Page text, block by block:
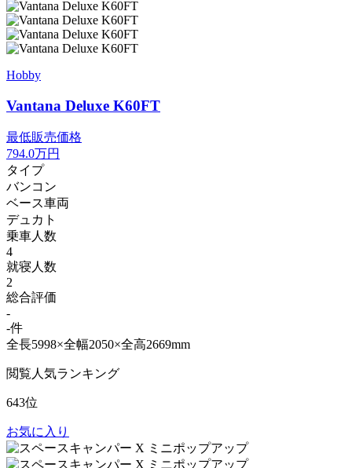
Hobby
Vantana Deluxe K60FT
最低販売価格
794.0万円
タイプ
バンコン
ベース車両
デュカト
乗車人数
4
就寝人数
2
総合評価
-
-件
全長5998×全幅2050×全高2669mm
閲覧人気ランキング
643位
お気に入り